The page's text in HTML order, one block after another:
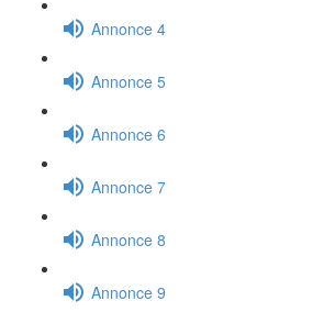
Annonce 4
Annonce 5
Annonce 6
Annonce 7
Annonce 8
Annonce 9